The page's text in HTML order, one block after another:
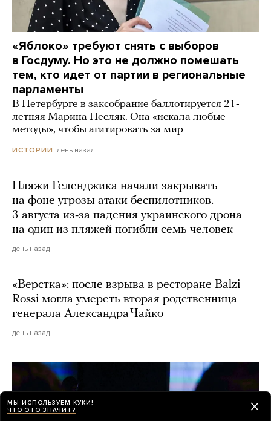
«Яблоко» требуют снять с выборов
в Госдуму. Но это не должно помешать
тем, кто идет от партии в региональные
парламенты
В Петербурге в заксобрание баллотируется 21-
летняя Марина Песляк. Она «искала любые
методы», чтобы агитировать за мир
ИСТОРИИ день назад
Пляжи Геленджика начали закрывать
на фоне угрозы атаки беспилотников.
3 августа из-за падения украинского дрона
на один из пляжей погибли семь человек
день назад
«Верстка»: после взрыва в ресторане Balzi
Rossi могла умереть вторая родственница
генерала Александра Чайко
день назад
МЫ ИСПОЛЬЗУЕМ КУКИ!
ЧТО ЭТО ЗНАЧИТ?